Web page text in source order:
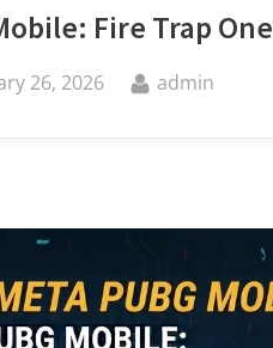
Fire Trap
26, 2026 By
admin